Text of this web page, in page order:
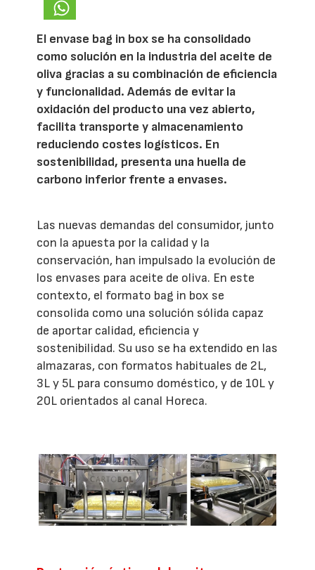
El envase bag in box se ha consolidado
como solución en la industria del aceite de
oliva gracias a su combinación de eficiencia
y funcionalidad. Además de evitar la
oxidación del producto una vez abierto,
facilita transporte y almacenamiento
reduciendo costes logísticos. En
sostenibilidad, presenta una huella de
carbono inferior frente a envases.
Las nuevas demandas del consumidor, junto
con la apuesta por la calidad y la
conservación, han impulsado la evolución de
los envases para aceite de oliva. En este
contexto, el formato bag in box se
consolida como una solución sólida capaz
de aportar calidad, eficiencia y
sostenibilidad. Su uso se ha extendido en las
almazaras, con formatos habituales de 2L,
3L y 5L para consumo doméstico, y de 10L y
20L orientados al canal Horeca.